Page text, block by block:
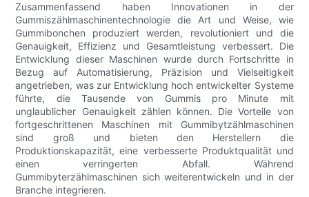
Zusammenfassend haben Innovationen in der
Gummiszählmaschinentechnologie die Art und Weise, wie
Gummibonchen produziert werden, revolutioniert und die
Genauigkeit, Effizienz und Gesamtleistung verbessert. Die
Entwicklung dieser Maschinen wurde durch Fortschritte in
Bezug auf Automatisierung, Präzision und Vielseitigkeit
angetrieben, was zur Entwicklung hoch entwickelter Systeme
führte, die Tausende von Gummis pro Minute mit
unglaublicher Genauigkeit zählen können. Die Vorteile von
fortgeschrittenen Maschinen mit Gummibytzählmaschinen
sind groß und bieten den Herstellern die
Produktionskapazität, eine verbesserte Produktqualität und
einen verringerten Abfall. Während
Gummibyterzählmaschinen sich weiterentwickeln und in der
Branche integrieren.